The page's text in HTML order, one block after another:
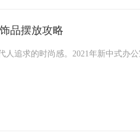
品摆放攻略
追求的时尚感。2021年新中式办